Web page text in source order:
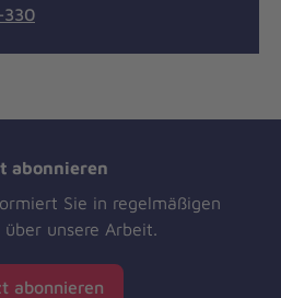
330
abonnieren
Sie in regelmäßigen
über unsere Arbeit.
abonnieren